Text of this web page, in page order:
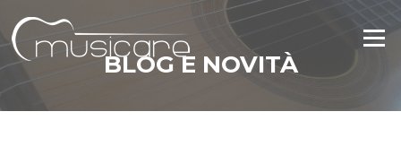
contenuto
Menu
BLOG E NOVITÀ